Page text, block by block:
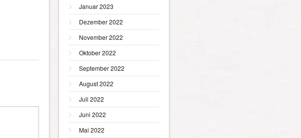
Januar 2023
Dezember 2022
November 2022
Oktober 2022
September 2022
August 2022
Juli 2022
Juni 2022
Mai 2022